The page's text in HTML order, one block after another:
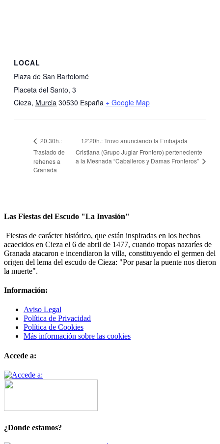
LOCAL
Plaza de San Bartolomé
Placeta del Santo, 3
Cieza, Murcia 30530 España + Google Map
20.30h.:
Traslado de
rehenes a
Granada
12’20h.: Trovo anunciando la Embajada
Cristiana (Grupo Juglar Frontero) perteneciente
a la Mesnada “Caballeros y Damas Fronteros”
Las Fiestas del Escudo "La Invasión"
Fiestas de carácter histórico, que están inspiradas en los hechos
acaecidos en Cieza el 6 de abril de 1477, cuando tropas nazaríes de
Granada atacaron e incendiaron la villa, constituyendo el germen del
origen del lema del escudo de Cieza: "Por pasar la puente nos dieron
la muerte".
Información:
Aviso Legal
Política de Privacidad
Política de Cookies
Más información sobre las cookies
Accede a:
¿Donde estamos?